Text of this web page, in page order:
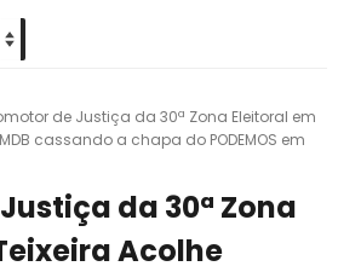
de Justiça da 30ª Zona Eleitoral em
cassando a chapa do PODEMOS em
da 30ª Zona
Acolhe